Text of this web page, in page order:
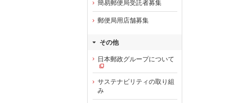
簡易郵便局受託者募集
郵便局用店舗募集
その他
日本郵政グループについて
サステナビリティの取り組
み